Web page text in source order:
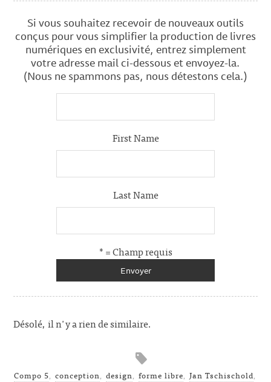
Si vous souhaitez recevoir de nouveaux outils
conçus pour vous simplifier la production de livres
numériques en exclusivité, entrez simplement
votre adresse mail ci-dessous et envoyez-la.
(Nous ne spammons pas, nous détestons cela.)
First Name
Last Name
* = Champ requis
Désolé, il n'y a rien de similaire.
Compo 5, conception, design, forme libre, Jan Tschischold,